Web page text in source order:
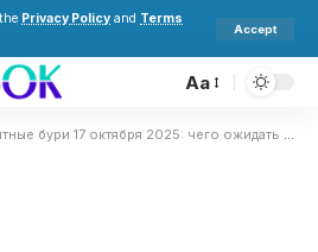
Privacy Policy and Terms
Accept
Aa
бури 17 октября 2025: чего ожидать и как подготовиться